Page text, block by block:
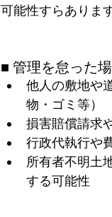
可能性すらあります
■ 管理を怠った
他人の敷地や
物・ゴミ等）
損害賠償請求
行政代執行や
所有者不明土
する可能性